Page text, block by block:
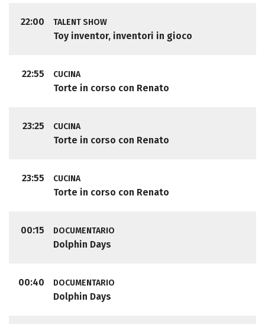
22:00 TALENT SHOW
Toy inventor, inventori in gioco
22:55 CUCINA
Torte in corso con Renato
23:25 CUCINA
Torte in corso con Renato
23:55 CUCINA
Torte in corso con Renato
00:15 DOCUMENTARIO
Dolphin Days
00:40 DOCUMENTARIO
Dolphin Days